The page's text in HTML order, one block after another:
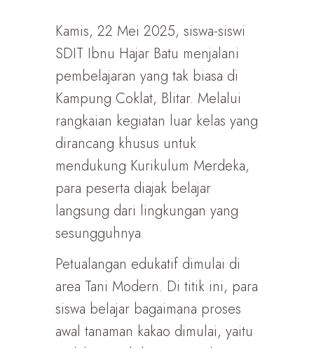
Kamis, 22 Mei 2025, siswa-siswi
SDIT Ibnu Hajar Batu menjalani
pembelajaran yang tak biasa di
Kampung Coklat, Blitar. Melalui
rangkaian kegiatan luar kelas yang
dirancang khusus untuk
mendukung Kurikulum Merdeka,
para peserta diajak belajar
langsung dari lingkungan yang
sesungguhnya.
Petualangan edukatif dimulai di
area Tani Modern. Di titik ini, para
siswa belajar bagaimana proses
awal tanaman kakao dimulai, yaitu